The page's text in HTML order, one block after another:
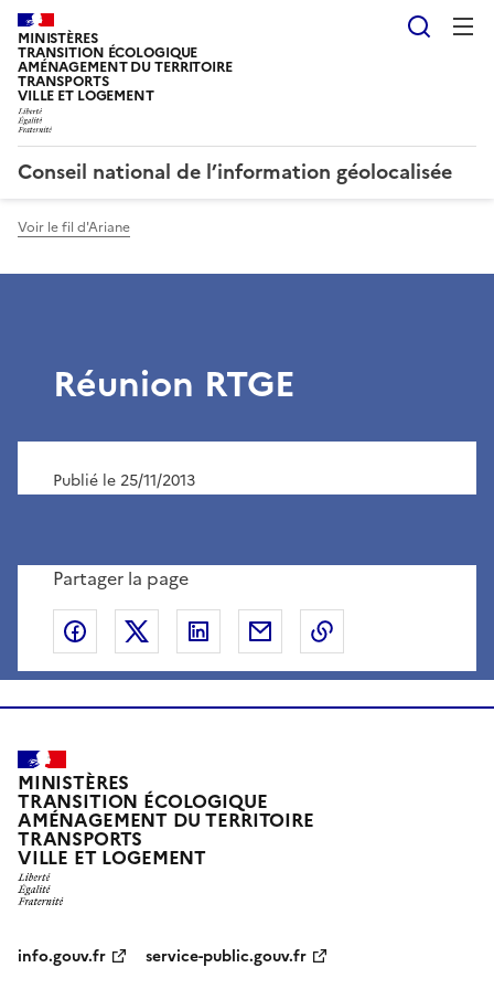
MINISTÈRES
TRANSITION ÉCOLOGIQUE
AMÉNAGEMENT DU TERRITOIRE
TRANSPORTS
VILLE ET LOGEMENT
Conseil national de l’information géolocalisée
Voir le fil d'Ariane
Réunion RTGE
Publié le 25/11/2013
Partager la page
Partager sur Facebook
Partager sur XPartager sur LinkedIn
Partager par email
MINISTÈRES
TRANSITION ÉCOLOGIQUE
AMÉNAGEMENT DU TERRITOIRE
TRANSPORTS
VILLE ET LOGEMENT
info.gouv.fr service-public.gouv.fr